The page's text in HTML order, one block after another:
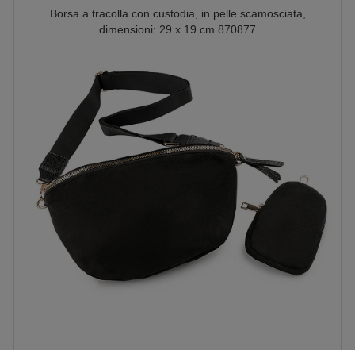
Borsa a tracolla con custodia, in pelle scamosciata,
dimensioni: 29 x 19 cm 870877